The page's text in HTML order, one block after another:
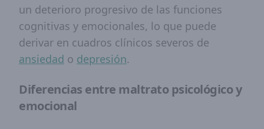
un deterioro progresivo de las funciones
cognitivas y emocionales, lo que puede
derivar en cuadros clínicos severos de
ansiedad o depresión.
Diferencias entre maltrato psicológico y
emocional